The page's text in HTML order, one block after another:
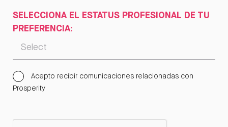
SELECCIONA EL ESTATUS PROFESIONAL DE TU
PREFERENCIA:
Acepto recibir comunicaciones relacionadas con
Prosperity